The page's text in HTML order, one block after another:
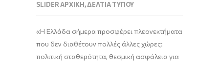
SLIDER ΑΡΧΙΚΉ,ΔΕΛΤΊΑ ΤΎΠΟΥ
«Η Ελλάδα σήμερα προσφέρει πλεονεκτήματα
που δεν διαθέτουν πολλές άλλες χώρες:
πολιτική σταθερότητα, θεσμική ασφάλεια για